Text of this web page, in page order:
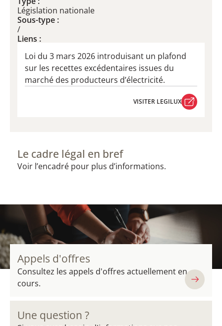
Législation nationale
Sous-type :
/
Liens :
Loi du 3 mars 2026 introduisant un plafond
sur les recettes excédentaires issues du
marché des producteurs d’électricité.
VISITER LEGILUX
Le cadre légal en bref
Voir l’encadré pour plus d’informations.
Appels d'offres
Consultez les appels d'offres actuellement en
cours.
Une question ?